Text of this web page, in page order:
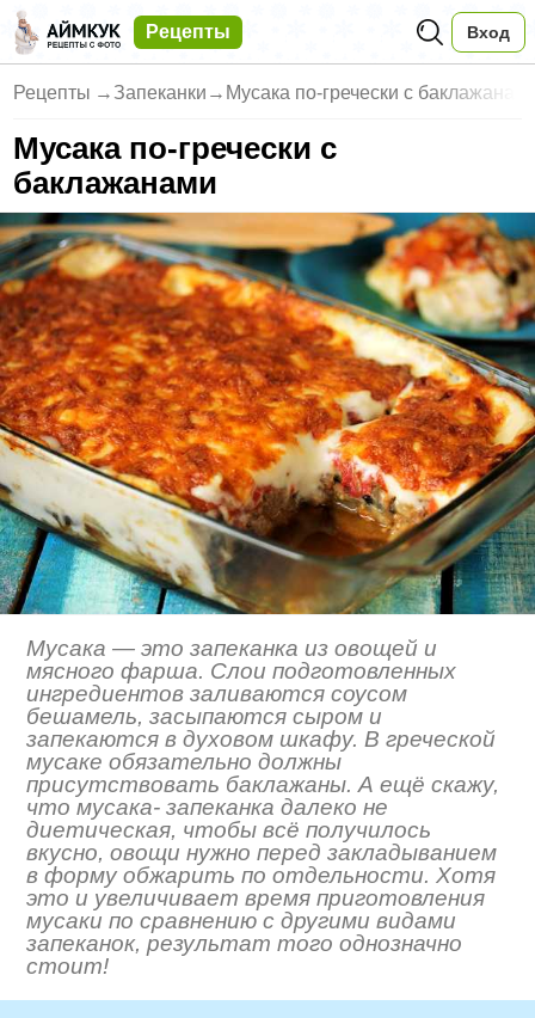
Рецепты Вход
Рецепты → Запеканки → Мусака по-гречески с баклажана
Мусака по-гречески с
баклажанами
Мусака — это запеканка из овощей и
мясного фарша. Слои подготовленных
ингредиентов заливаются соусом
бешамель, засыпаются сыром и
запекаются в духовом шкафу. В греческой
мусаке обязательно должны
присутствовать баклажаны. А ещё скажу,
что мусака- запеканка далеко не
диетическая, чтобы всё получилось
вкусно, овощи нужно перед закладыванием
в форму обжарить по отдельности. Хотя
это и увеличивает время приготовления
мусаки по сравнению с другими видами
запеканок, результат того однозначно
стоит!